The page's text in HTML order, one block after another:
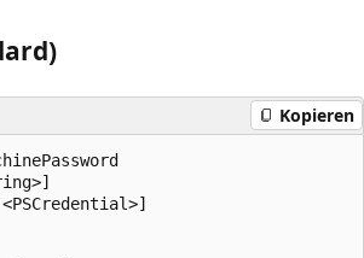
Kopieren